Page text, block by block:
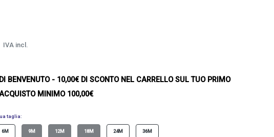
IVA incl.
BENVENUTO- 10,00€ DI SCONTO NEL CARRELLO SUL TUO PRIMO
MINIMO 100,00€
taglia:
6M 9M 12M 18M 24M 36M